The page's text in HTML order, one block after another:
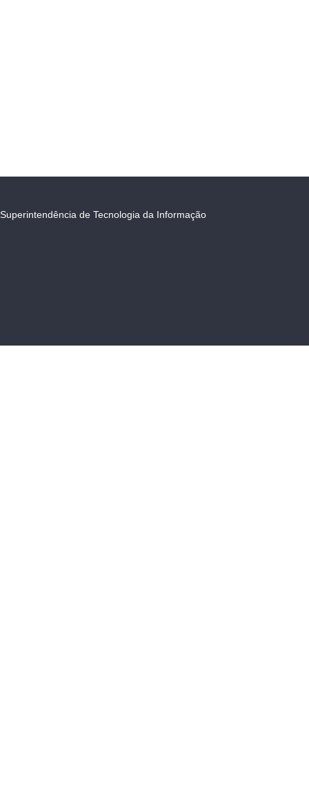
Superintendência de Tecnologia da Informação